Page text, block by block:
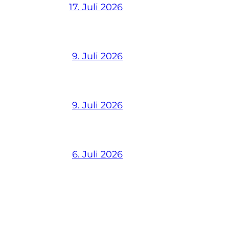
17. Juli 2026
9. Juli 2026
9. Juli 2026
6. Juli 2026